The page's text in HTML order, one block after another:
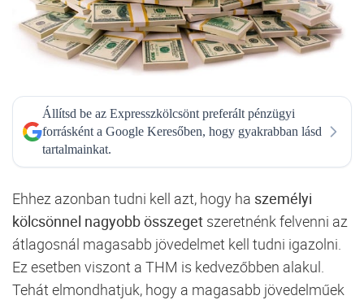
Állítsd be az Expresszkölcsönt preferált pénzügyi
forrásként a Google Keresőben, hogy gyakrabban lásd
tartalmainkat.
Ehhez azonban tudni kell azt, hogy ha személyi
kölcsönnel nagyobb összeget szeretnénk felvenni az
átlagosnál magasabb jövedelmet kell tudni igazolni.
Ez esetben viszont a THM is kedvezőbben alakul.
Tehát elmondhatjuk, hogy a magasabb jövedelműek